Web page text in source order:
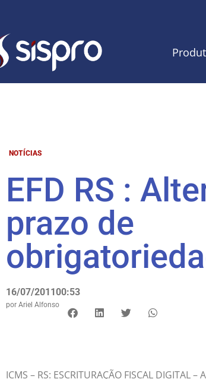
NOTÍCIAS
EFD RS :
prazo de
16/07/201100:53
por Ariel Alfonso
ICMS – RS: ESCRITURAÇÃO FISCAL